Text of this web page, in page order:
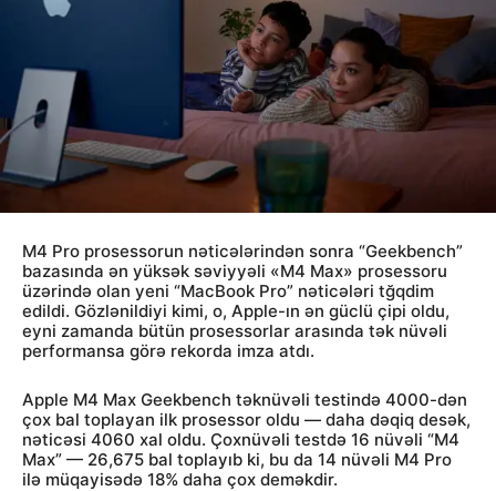
M4 Pro prosessorun nəticələrindən sonra “Geekbench”
bazasında ən yüksək səviyyəli «M4 Max» prosessoru
üzərində olan yeni “MacBook Pro” nəticələri tğqdim
edildi. Gözlənildiyi kimi, o, Apple-ın ən güclü çipi oldu,
eyni zamanda bütün prosessorlar arasında tək nüvəli
performansa görə rekorda imza atdı.
Apple M4 Max Geekbench təknüvəli testində 4000-dən
çox bal toplayan ilk prosessor oldu — daha dəqiq desək,
nəticəsi 4060 xal oldu. Çoxnüvəli testdə 16 nüvəli “M4
Max” — 26,675 bal toplayıb ki, bu da 14 nüvəli M4 Pro
ilə müqayisədə 18% daha çox deməkdir.